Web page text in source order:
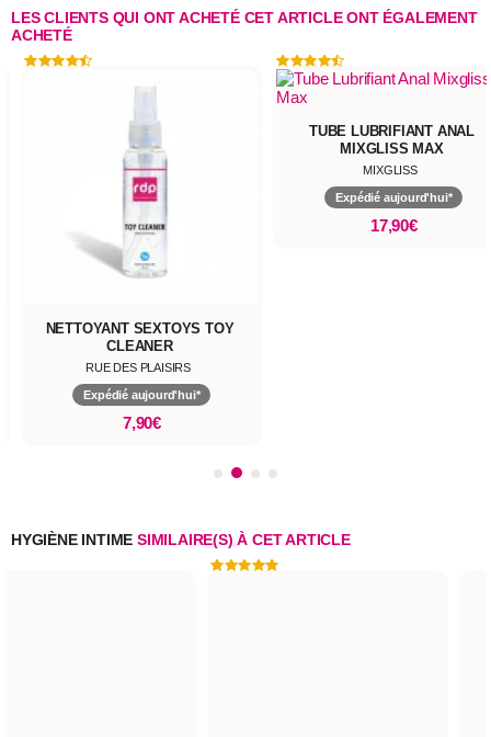
LES CLIENTS QUI ONT ACHETÉ CET ARTICLE ONT ÉGALEMENT
ACHETÉ
NETTOYANT SEXTOYS TOY
CLEANER
RUE DES PLAISIRS
Expédié aujourd'hui*
7,90€
TUBE LUBRIFIANT ANAL
MIXGLISS MAX
MIXGLISS
Expédié aujourd'hui*
17,90€
HYGIÈNE INTIME SIMILAIRE(S) À CET ARTICLE